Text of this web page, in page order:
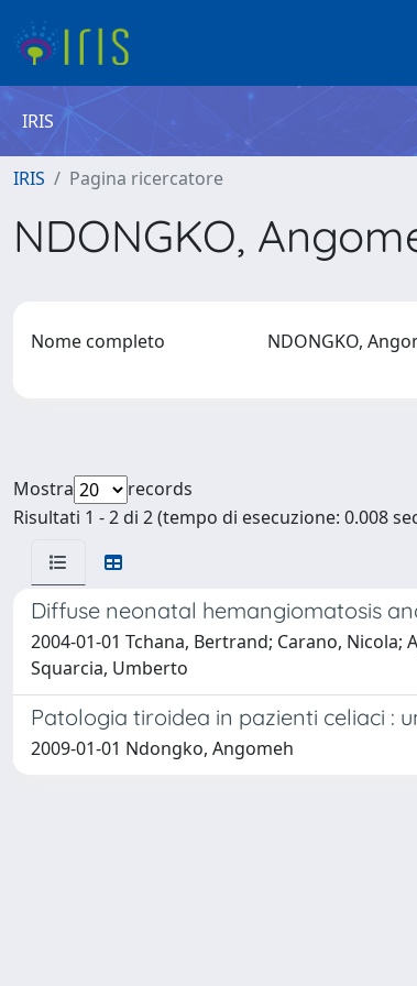
IRIS
IRIS Pagina ricercatore
NDONGKO,
Nome completo NDONGKO,
Mostra
records
Risultati 1 - 2 di 2 (tempo di esecuzione: 0.008
Diffuse neonatal hemangiomatosis
2004-01-01 Tchana, Bertrand; Carano,
Squarcia, Umberto
Patologia tiroidea in pazienti celiaci :
2009-01-01 Ndongko, Angomeh